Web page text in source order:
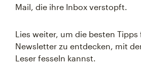
Mail, die ihre Inbox verstopft.
Lies weiter, um die besten
Newsletter zu entdecken, mit
Leser fesseln kannst.